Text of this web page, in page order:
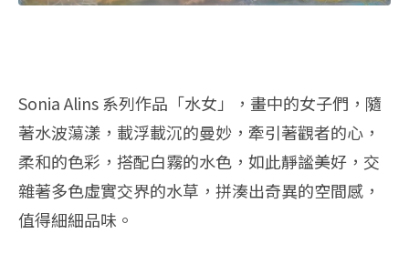
Sonia Alins 系列作品「水女」，畫中的女子們，隨
著水波蕩漾，載浮載沉的曼妙，牽引著觀者的心，
柔和的色彩，搭配白霧的水色，如此靜謐美好，交
雜著多色虛實交界的水草，拼湊出奇異的空間感，
值得細細品味。